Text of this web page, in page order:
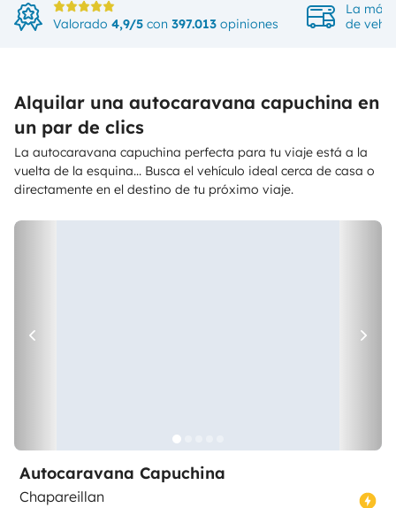
Valorado 4,9/5 con 397.013 opiniones
La más
de
Alquilar una autocaravana capuchina en
un par de clics
La autocaravana capuchina perfecta para tu viaje está a la
vuelta de la esquina... Busca el vehículo ideal cerca de casa o
directamente en el destino de tu próximo viaje.
Autocaravana Capuchina
Chapareillan